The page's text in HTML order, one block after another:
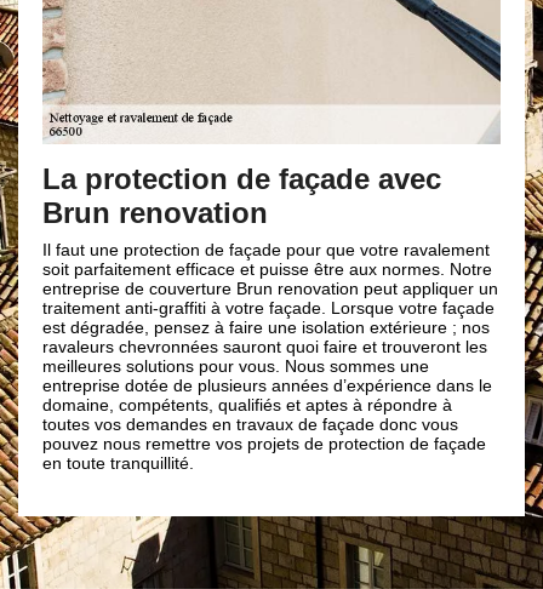
La protection de façade avec
Brun renovation
Il faut une protection de façade pour que votre ravalement
soit parfaitement efficace et puisse être aux normes. Notre
entreprise de couverture Brun renovation peut appliquer un
traitement anti-graffiti à votre façade. Lorsque votre façade
est dégradée, pensez à faire une isolation extérieure ; nos
ravaleurs chevronnées sauront quoi faire et trouveront les
meilleures solutions pour vous. Nous sommes une
entreprise dotée de plusieurs années d’expérience dans le
domaine, compétents, qualifiés et aptes à répondre à
toutes vos demandes en travaux de façade donc vous
pouvez nous remettre vos projets de protection de façade
en toute tranquillité.